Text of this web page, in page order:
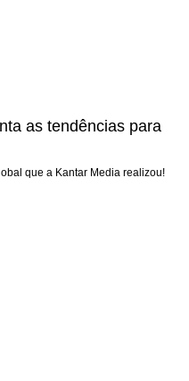
as tendências para
que a Kantar Media realizou!